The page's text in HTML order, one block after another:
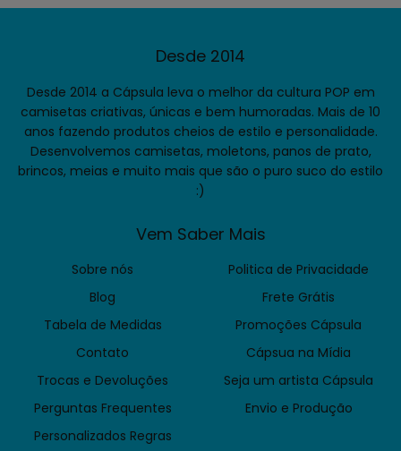
Desde 2014
Desde 2014 a Cápsula leva o melhor da cultura POP em
camisetas criativas, únicas e bem humoradas. Mais de 10
anos fazendo produtos cheios de estilo e personalidade.
Desenvolvemos camisetas, moletons, panos de prato,
brincos, meias e muito mais que são o puro suco do estilo
:)
Vem Saber Mais
Sobre nós
Blog
Tabela de Medidas
Contato
Trocas e Devoluções
Perguntas Frequentes
Personalizados Regras
Politica de Privacidade
Frete Grátis
Promoções Cápsula
Cápsua na Mídia
Seja um artista Cápsula
Envio e Produção